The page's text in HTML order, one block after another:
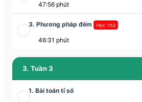
47:56 phút
3. Phương pháp đếm Học thử
46:31 phút
3. Tuần 3
1. Bài toán tỉ số